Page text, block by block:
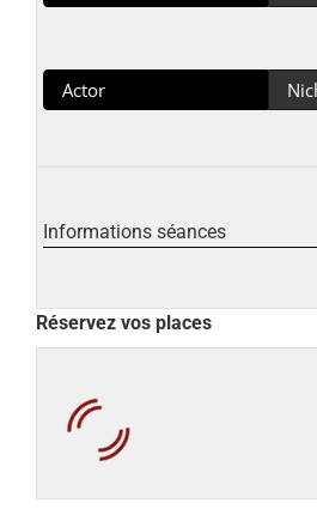
Actor
Informations séances
Réservez vos places